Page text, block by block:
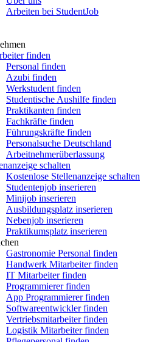
Arbeiten bei StudentJob
finden
Personal finden
Azubi finden
Werkstudent finden
Studentische Aushilfe finden
Praktikanten finden
Fachkräfte finden
Führungskräfte finden
Personalsuche Deutschland
Arbeitnehmerüberlassung
schalten
Kostenlose Stellenanzeige schalten
Studentenjob inserieren
Minijob inserieren
Ausbildungsplatz inserieren
Nebenjob inserieren
Praktikumsplatz inserieren
Gastronomie Personal finden
Handwerk Mitarbeiter finden
IT Mitarbeiter finden
Programmierer finden
App Programmierer finden
Softwareentwickler finden
Vertriebsmitarbeiter finden
Logistik Mitarbeiter finden